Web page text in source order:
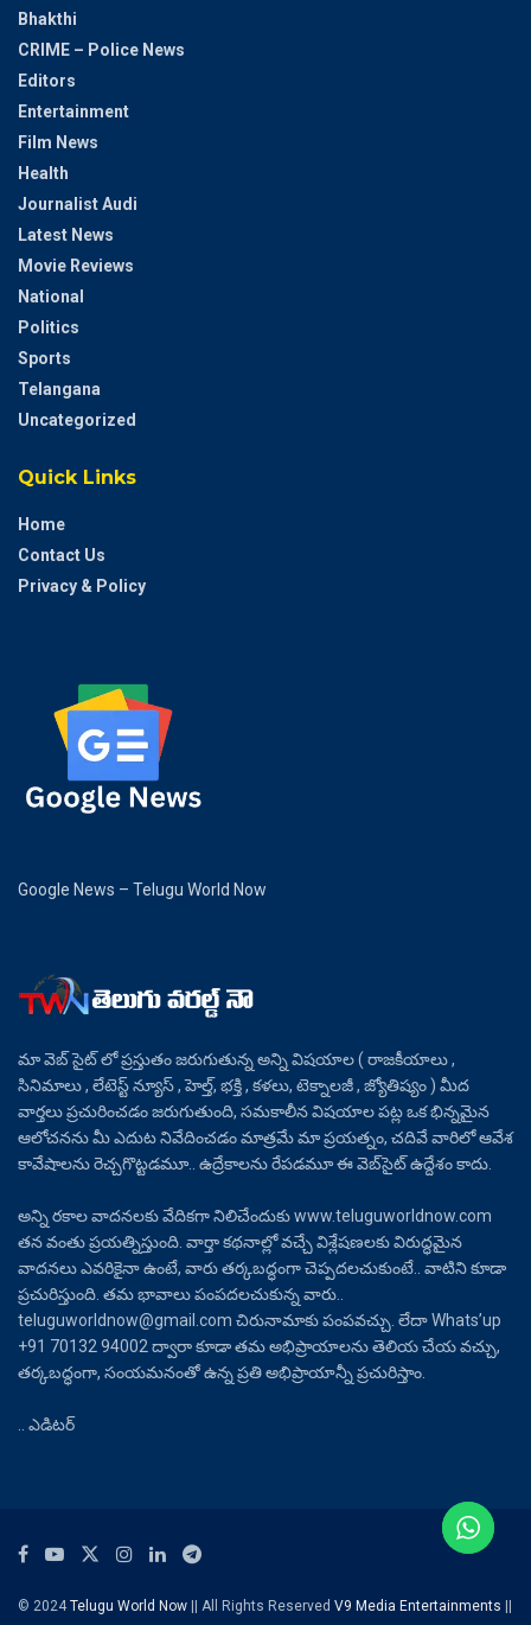
Bhakthi
CRIME – Police News
Editors
Entertainment
Film News
Health
Journalist Audi
Latest News
Movie Reviews
National
Politics
Sports
Telangana
Uncategorized
Quick Links
Home
Contact Us
Privacy & Policy
Google News – Telugu World Now
మా వెబ్ సైట్ లో ప్రస్తుతం జరుగుతున్న అన్ని విషయాల ( రాజకీయాలు ,
సినిమాలు , లేటెస్ట్ న్యూస్ , హెల్త్, భక్తి , కళలు, టెక్నాలజీ , జ్యోతిష్యం ) మీద
వార్తలు ప్రచురించడం జరుగుతుంది, సమకాలీన విషయాల పట్ల ఒక భిన్నమైన
ఆలోచనను మీ ఎదుట నివేదించడం మాత్రమే మా ప్రయత్నం, చదివే వారిలో ఆవేశ
కావేషాలను రెచ్చగొట్టడమూ.. ఉద్రేకాలను రేపడమూ ఈ వెబ్‌సైట్ ఉద్దేశం కాదు.
అన్ని రకాల వాదనలకు వేదికగా నిలిచేందుకు www.teluguworldnow.com
తన వంతు ప్రయత్నిస్తుంది. వార్తా కథనాల్లో వచ్చే విశ్లేషణలకు విరుద్ధమైన
వాదనలు ఎవరికైనా ఉంటే, వారు తర్కబద్ధంగా చెప్పదలచుకుంటే.. వాటిని కూడా
ప్రచురిస్తుంది. తమ భావాలు పంపదలచుకున్న వారు..
teluguworldnow@gmail.com చిరునామాకు పంపవచ్చు. లేదా Whats’up
+91 70132 94002 ద్వారా కూడా తమ అభిప్రాయాలను తెలియ చేయ వచ్చు,
తర్కబద్ధంగా, సంయమనంతో ఉన్న ప్రతి అభిప్రాయాన్నీ ప్రచురిస్తాం.
.. ఎడిటర్
© 2024Telugu World Now || All Rights Reserved V9 Media Entertainments